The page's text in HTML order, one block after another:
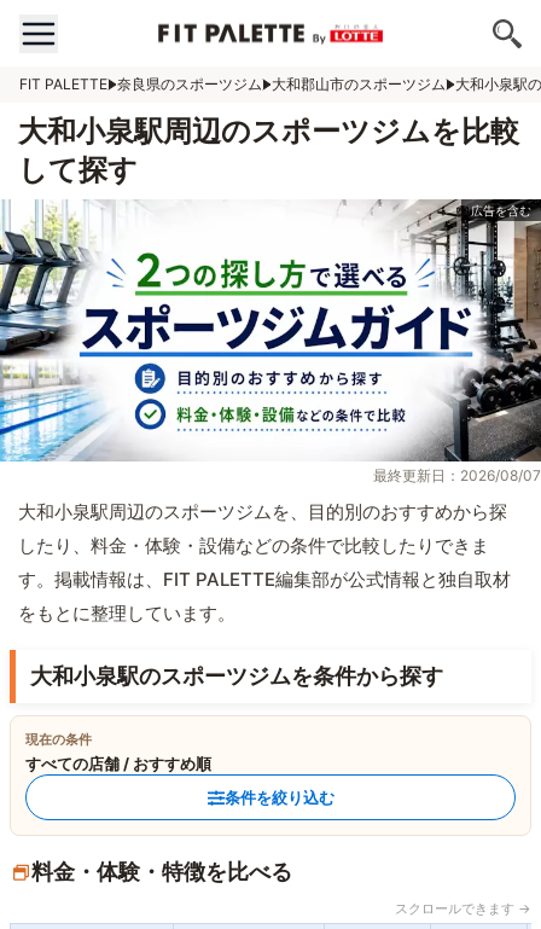
FIT PALETTE 奈良県のスポーツジム 大和郡山市のスポーツジム 大和小泉駅
大和小泉駅周辺のスポーツジムを比較
して探す
最終更新日：2026/08/07
大和小泉駅周辺のスポーツジムを、目的別のおすすめから探
したり、料金・体験・設備などの条件で比較したりできま
す。掲載情報は、FIT PALETTE編集部が公式情報と独自取材
をもとに整理しています。
大和小泉駅のスポーツジムを条件から探す
現在の条件
すべての店舗 / おすすめ順
条件を絞り込む
料金・体験・特徴を比べる
スクロールできます →